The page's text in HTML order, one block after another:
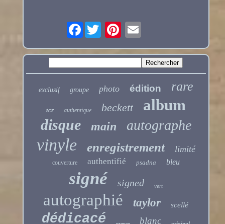
Facebook
exclusif groupe photo édition rare
tcr authentique beckett album
disque main autographe
vinyle enregistrement limité
couverture authentifié psadna bleu
signé signed vert
autographié taylor scellé
dédicacé blanc